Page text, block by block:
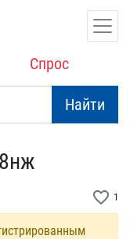
Спрос
Найти
favorite_border 1